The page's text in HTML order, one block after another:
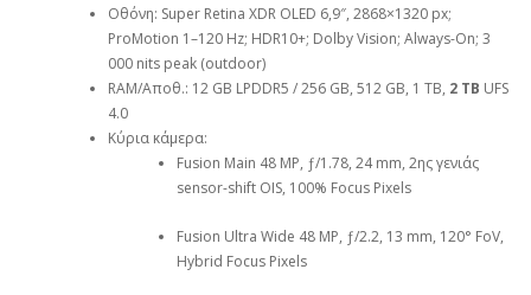
Οθόνη: Super Retina XDR OLED 6,9″, 2868×1320 px;
ProMotion 1–120 Hz; HDR10+; Dolby Vision; Always-On; 3
000 nits peak (outdoor)
RAM/Αποθ.: 12 GB LPDDR5 / 256 GB, 512 GB, 1 TB, 2 TB UFS
4.0
Κύρια κάμερα:
Fusion Main 48 MP, ƒ/1.78, 24 mm, 2ης γενιάς
sensor-shift OIS, 100% Focus Pixels
Fusion Ultra Wide 48 MP, ƒ/2.2, 13 mm, 120° FoV,
Hybrid Focus Pixels